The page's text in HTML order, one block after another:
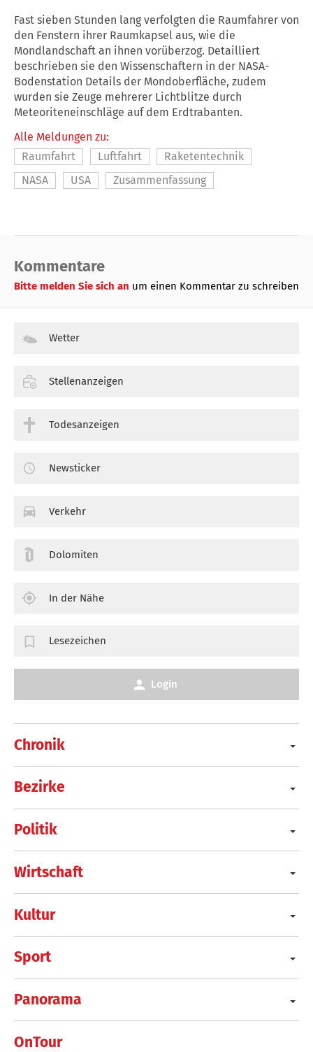
Fast sieben Stunden lang verfolgten die Raumfahrer von
den Fenstern ihrer Raumkapsel aus, wie die
Mondlandschaft an ihnen vorüberzog. Detailliert
beschrieben sie den Wissenschaftern in der NASA-
Bodenstation Details der Mondoberfläche, zudem
wurden sie Zeuge mehrerer Lichtblitze durch
Meteoriteneinschläge auf dem Erdtrabanten.
Alle Meldungen zu:
Raumfahrt
Luftfahrt
Raketentechnik
NASA
USA Zusammenfassung
Kommentare
Bitte melden Sie sich an um einen Kommentar zu schreiben
Chronik
Bezirke
Politik
Wirtschaft
Kultur
Sport
Panorama
OnTour
Wetter
Stellenanzeigen
Todesanzeigen
Newsticker
Verkehr
Dolomiten
In der Nähe
Lesezeichen
Login